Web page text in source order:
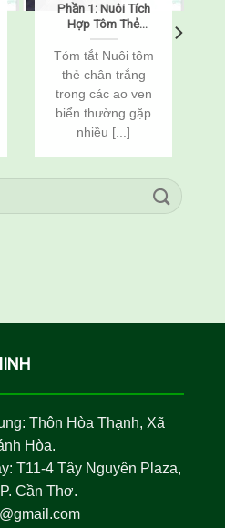
Phần 1: Nuôi Tích
Hợp Tôm Thẻ
Chân Trắng
(Penaeus
vannamei) Và Cá
Rô Phi
(Oreochromis
niloticus) Thông
Qua Cải Tạo Đất
Tóm tắt Nuôi tôm
thẻ chân trắng
trong các ao ven
biển thường gặp
nhiều [...]
Thôn Hòa Thạnh, Xã
Hòa.
T11-4 Tây Nguyên Plaza,
Cần Thơ.